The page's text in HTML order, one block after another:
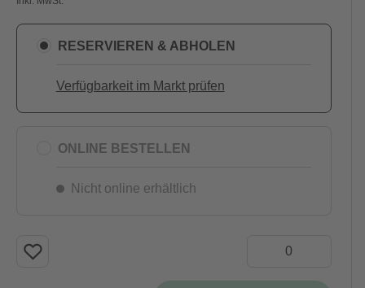
RESERVIEREN & ABHOLEN
Verfügbarkeit im Markt prüfen
ONLINE BESTELLEN
Nicht online erhältlich